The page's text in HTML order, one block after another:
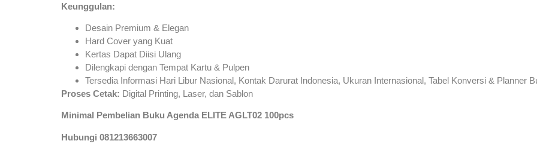
Keunggulan:
Desain Premium & Elegan
Hard Cover yang Kuat
Kertas Dapat Diisi Ulang
Dilengkapi dengan Tempat Kartu & Pulpen
Tersedia Informasi Hari Libur Nasional, Kontak Darurat Indonesia, Ukuran Internasional, Tabel Konversi & Planner
Proses Cetak: Digital Printing, Laser, dan Sablon
Minimal Pembelian Buku Agenda ELITE AGLT02 100pcs
Hubungi 081213663007